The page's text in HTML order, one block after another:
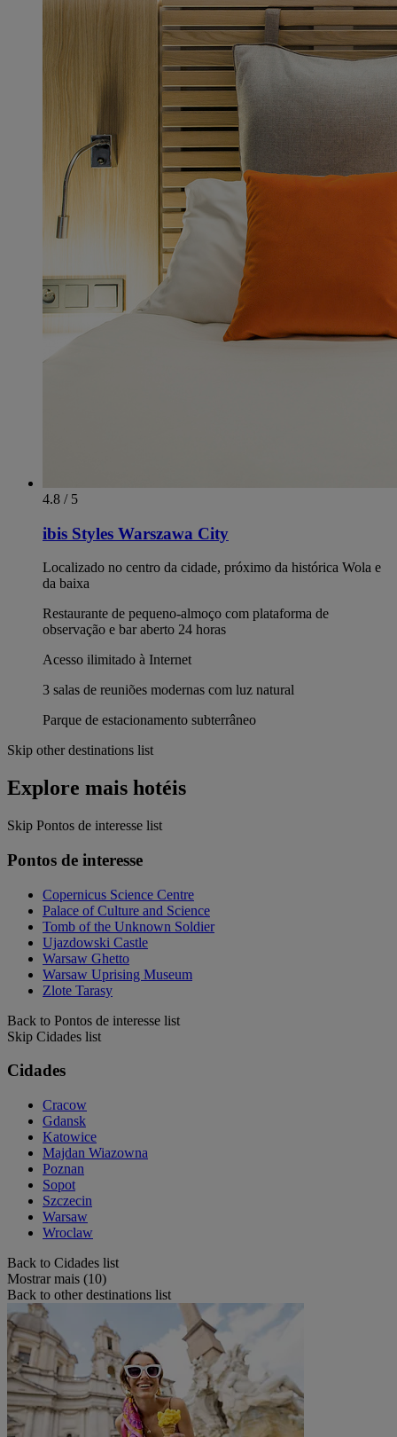
4.8 / 5
ibis Styles Warszawa City
Localizado no centro da cidade, próximo da histórica Wola e
da baixa
Restaurante de pequeno-almoço com plataforma de
observação e bar aberto 24 horas
Acesso ilimitado à Internet
3 salas de reuniões modernas com luz natural
Parque de estacionamento subterrâneo
Skip other destinations list
Explore mais hotéis
Skip Pontos de interesse list
Pontos de interesse
Copernicus Science Centre
Palace of Culture and Science
Tomb of the Unknown Soldier
Ujazdowski Castle
Warsaw Ghetto
Warsaw Uprising Museum
Zlote Tarasy
Back to Pontos de interesse list
Skip Cidades list
Cidades
Cracow
Gdansk
Katowice
Majdan Wiazowna
Poznan
Sopot
Szczecin
Warsaw
Wroclaw
Back to Cidades list
Mostrar mais (10)
Back to other destinations list